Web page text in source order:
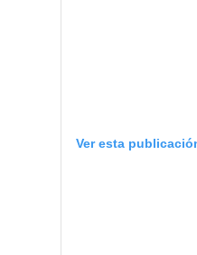
Ver esta